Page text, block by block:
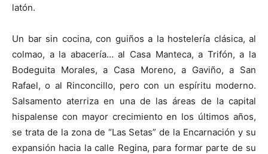
latón.
Un bar sin cocina, con guiños a la hostelería clásica, al
colmao, a la abacería… al Casa Manteca, a Trifón, a la
Bodeguita Morales, a Casa Moreno, a Gaviño, a San
Rafael, o al Rinconcillo, pero con un espíritu moderno.
Salsamento aterriza en una de las áreas de la capital
hispalense con mayor crecimiento en los últimos años,
se trata de la zona de “Las Setas” de la Encarnación y su
expansión hacia la calle Regina, para formar parte de su